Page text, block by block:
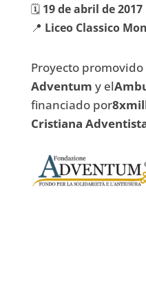
🗓️ 19 de abril de 2017
📍 Liceo Classico
Proyecto
Adventum y el
financiado por
Cristiana